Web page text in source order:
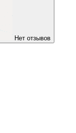
Нет отзывов